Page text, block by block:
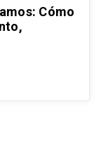
Cómo